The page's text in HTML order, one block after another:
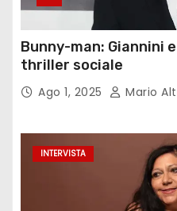
Bunny-man: Giannini
thriller sociale
Ago 1, 2025 Mario
INTERVISTA